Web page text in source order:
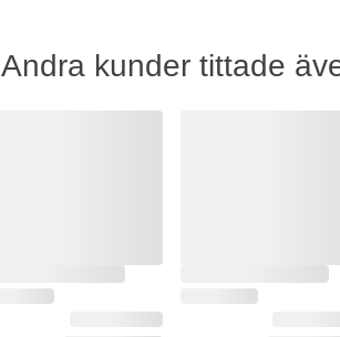
Andra kunder tittade